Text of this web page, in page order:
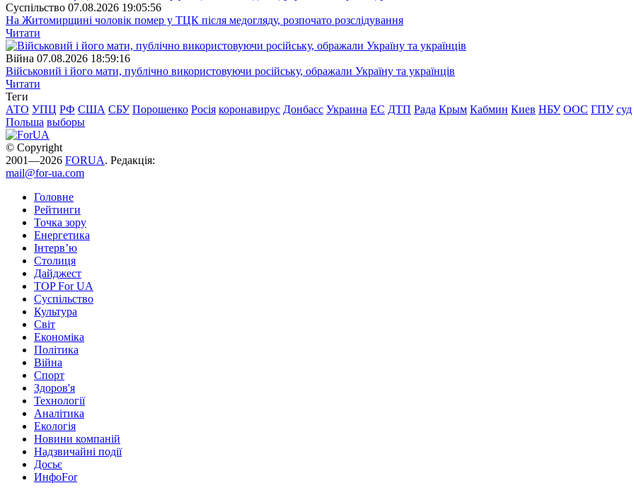
Суспiльство 07.08.2026 19:05:56
На Житомирщині чоловік помер у ТЦК після медогляду, розпочато розслідування
Читати
Війна 07.08.2026 18:59:16
Військовий і його мати, публічно використовуючи російську, ображали Україну та українців
Читати
Теги
АТО УПЦ РФ США СБУ Порошенко Росія коронавирус Донбасс Украина ЕС ДТП Рада Крым Кабмин Киев НБУ ООС ГПУ суд
Польша выборы
© Copyright
2001—2026 FORUA. Редакція:
mail@for-ua.com
Головне
Рейтинги
Точка зору
Енергетика
Інтерв’ю
Столиця
Дайджест
TOP For UA
Суспiльство
Культура
Світ
Економіка
Політика
Війна
Спорт
Здоров'я
Технології
Аналітика
Екологія
Новини компаній
Надзвичайні події
Досьє
ИнфоFor